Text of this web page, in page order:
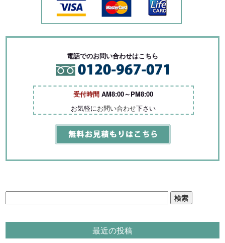
電話でのお問い合わせはこちら
受付時間 AM8:00～PM8:00
お気軽にお問い合わせ下さい
最近の投稿